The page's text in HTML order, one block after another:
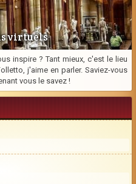
virtuels
inspire ? Tant mieux, c'est le lieu
j'aime en parler. Saviez-vous
vous le savez !